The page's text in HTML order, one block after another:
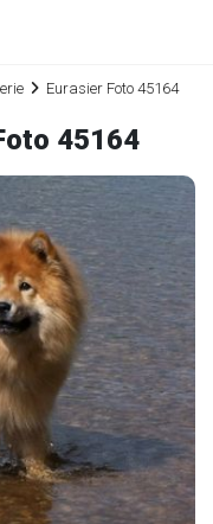
Eurasier Foto 45164
45164